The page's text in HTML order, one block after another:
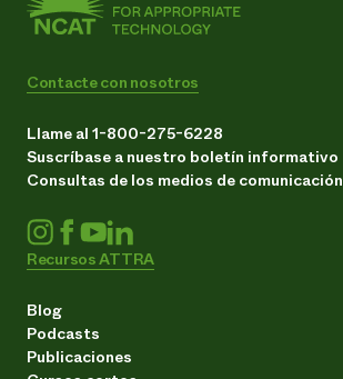
Contacte con nosotros
Llame al 1-800-275-6228
Suscríbase a nuestro boletín informativo
Consultas de los medios de comunicación
Recursos ATTRA
Blog
Podcasts
Publicaciones